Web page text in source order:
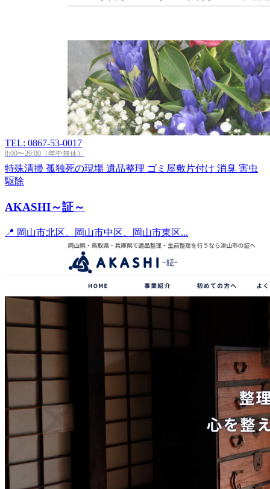
TEL: 0867-53-0017
8:00〜20:00（年中無休）
特殊清掃 孤独死の現場 遺品整理 ゴミ屋敷片付け 消臭 害虫
駆除
AKASHI～証～
📍 岡山市北区、岡山市中区、岡山市東区...